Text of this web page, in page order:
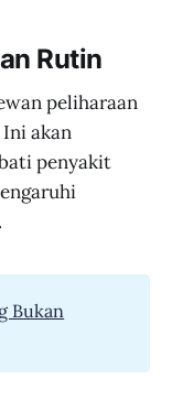
Rutin
peliharaan
akan
penyakit
Bukan